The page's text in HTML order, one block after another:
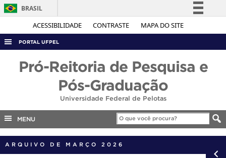
ACESSIBILIDADE CONTRASTE MAPA DO SITE
BRASIL
Simplifique!
Acesso à informação
Legislação
Canais
PORTAL UFPEL
CONCURSOS
EDITAIS
INTERNACIONAL
Pró-Reitoria de Pesquisa e
Pós-Graduação
Universidade Federal de Pelotas
MENU
ARQUIVO DE MARÇO 2026